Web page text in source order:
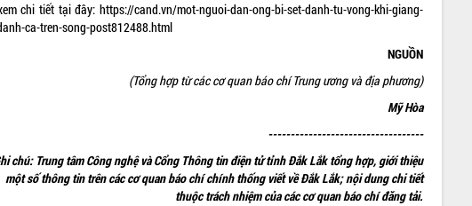
chi tiết tại đây: https://cand.vn/mot-nguoi-dan-ong-bi-set-danh-tu-vong-khi-giang-
ca-tren-song-post812488.html
NGUỒN
(Tổng hợp từ các cơ quan báo chí Trung ương và địa phương)
Mỹ Hòa
-----------------------------------
chú: Trung tâm Công nghệ và Cổng Thông tin điện tử tỉnh Đắk Lắk tổng hợp, giới thiệu
một số thông tin trên các cơ quan báo chí chính thống viết về Đắk Lắk; nội dung chi tiết
thuộc trách nhiệm của các cơ quan báo chí đăng tải.